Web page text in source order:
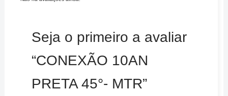
Seja o primeiro a avaliar
“CONEXÃO 10AN
PRETA 45°- MTR”